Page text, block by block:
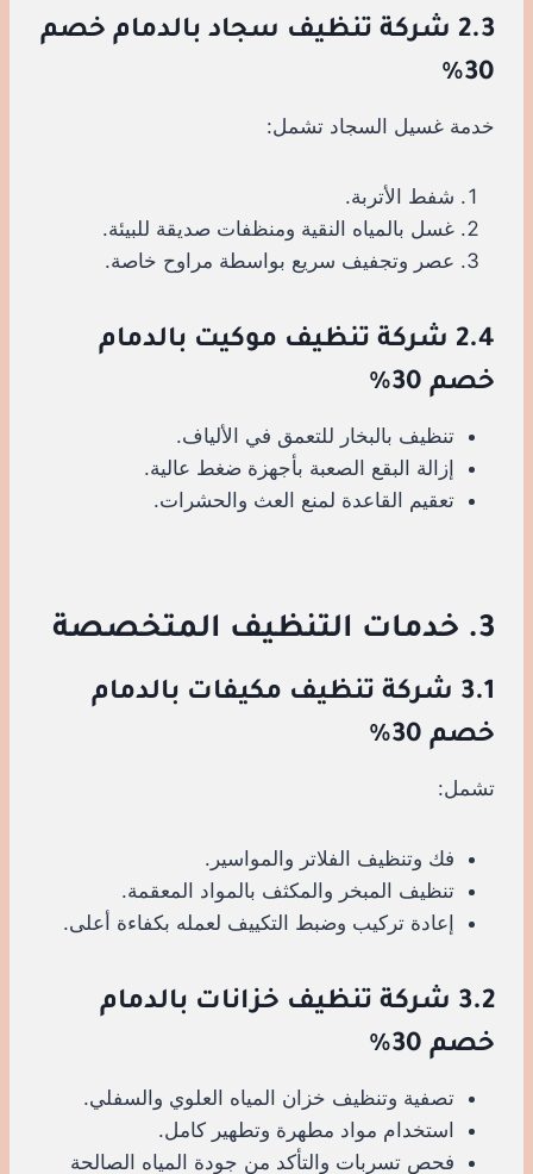
2.3 شركة تنظيف سجاد بالدمام خصم
30%
خدمة غسيل السجاد تشمل:
شفط الأتربة.
غسل بالمياه النقية ومنظفات صديقة للبيئة.
عصر وتجفيف سريع بواسطة مراوح خاصة.
2.4 شركة تنظيف موكيت بالدمام
خصم 30%
تنظيف بالبخار للتعمق في الألياف.
إزالة البقع الصعبة بأجهزة ضغط عالية.
تعقيم القاعدة لمنع العث والحشرات.
3. خدمات التنظيف المتخصصة
3.1 شركة تنظيف مكيفات بالدمام
خصم 30%
تشمل:
فك وتنظيف الفلاتر والمواسير.
تنظيف المبخر والمكثف بالمواد المعقمة.
إعادة تركيب وضبط التكييف لعمله بكفاءة أعلى.
3.2 شركة تنظيف خزانات بالدمام
خصم 30%
تصفية وتنظيف خزان المياه العلوي والسفلي.
استخدام مواد مطهرة وتطهير كامل.
فحص تسربات والتأكد من جودة المياه الصالحة